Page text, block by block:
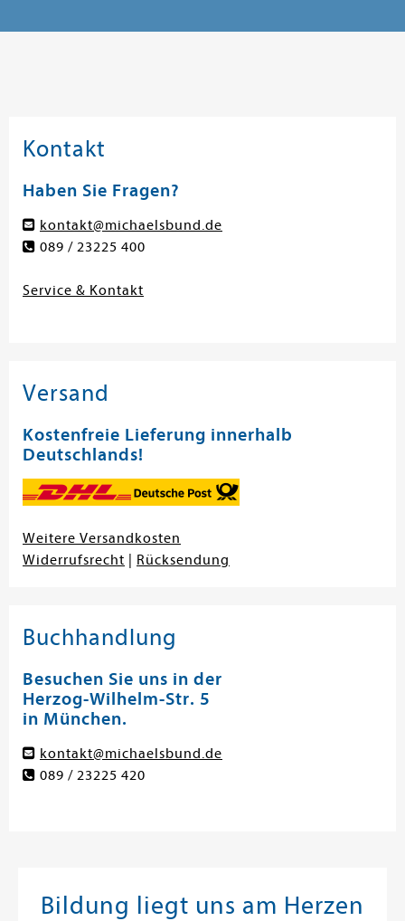
Kontakt
Haben Sie Fragen?
kontakt@michaelsbund.de
089 / 23225 400
Service & Kontakt
Versand
Kostenfreie Lieferung innerhalb
Deutschlands!
Weitere Versandkosten
Widerrufsrecht
Rücksendung
Buchhandlung
Besuchen Sie uns in der
Herzog-Wilhelm-Str. 5
in München.
kontakt@michaelsbund.de
089 / 23225 420
Bildung liegt uns am Herzen